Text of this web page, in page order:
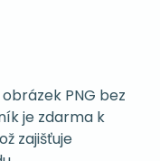
PNG bez
je zdarma k
zajišťuje